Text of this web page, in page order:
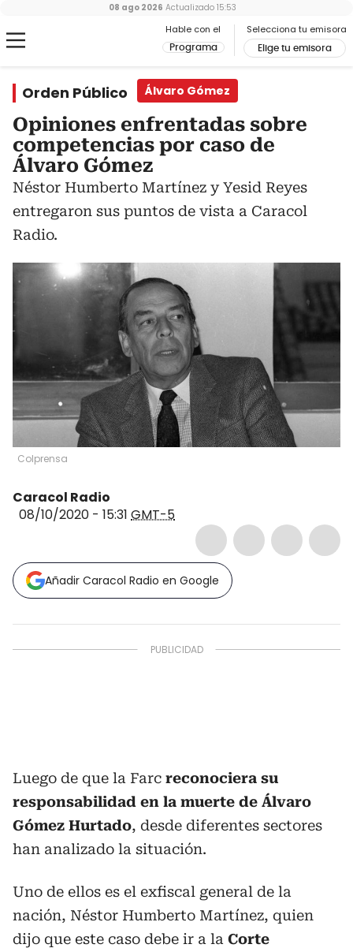
Hable con el
Programa
Selecciona tu emisora
Elige tu emisora
08 ago 2026 Actualizado 15:53
Orden Público Álvaro Gómez
Opiniones enfrentadas sobre
competencias por caso de
Álvaro Gómez
Néstor Humberto Martínez y Yesid Reyes
entregaron sus puntos de vista a Caracol
Radio.
Colprensa
Caracol Radio
08/10/2020 - 15:31 GMT-5
Añadir Caracol Radio en Google
Luego de que la Farc reconociera su
responsabilidad en la muerte de Álvaro
Gómez Hurtado, desde diferentes sectores
han analizado la situación.
Uno de ellos es el exfiscal general de la
nación, Néstor Humberto Martínez, quien
dijo que este caso debe ir a la Corte